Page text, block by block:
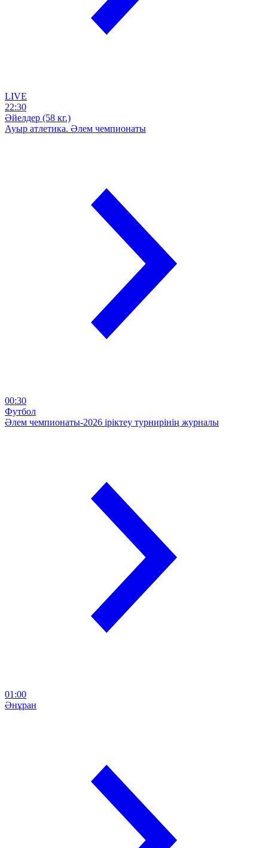
LIVE
22:30
Әйелдер (58 кг.)
Ауыр атлетика. Әлем чемпионаты
00:30
Футбол
Әлем чемпионаты-2026 іріктеу турнирінің журналы
01:00
Әнұран